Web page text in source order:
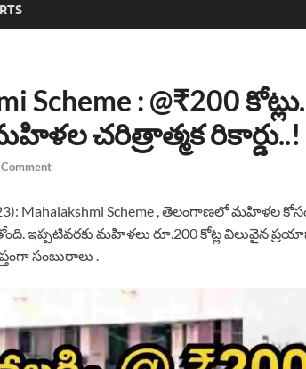
Scheme : @₹200
చరిత్రాత్మక రికార్డు..!
23): Mahalakshmi Scheme , తెలంగాణలో మహిళల
ఇప్పటివరకు మహిళలు రూ.200 కోట్ల విలువైన
సంబురాలు .